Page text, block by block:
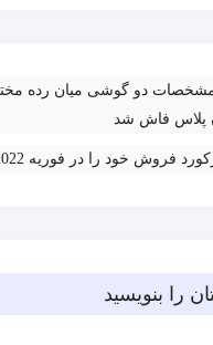
مشخصات دو گوشی میان رده
پلاس فاش شد
را بنویسید